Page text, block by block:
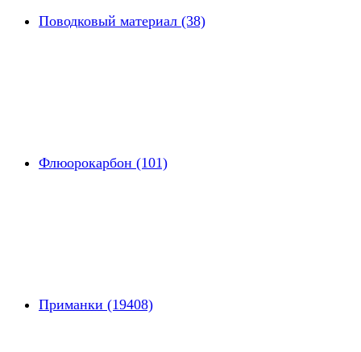
Поводковый материал (38)
Флюорокарбон (101)
Приманки (19408)